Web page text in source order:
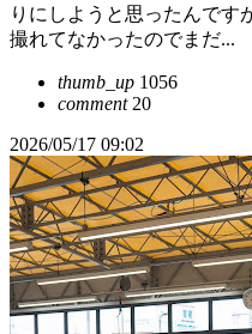
りにしようと思ったんで
撮れてなかったのでまだ...
thumb_up 1056
comment20
2026/05/17 09:02